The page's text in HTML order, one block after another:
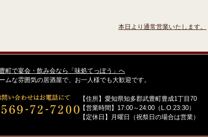
本日より通常営業いたします。
町で宴会・飲み会なら「味処てっぽう」へ
ムな雰囲気の居酒屋で、お一人様でも大歓迎です。
【住所】愛知県知多郡武豊町豊成1丁目70
【営業時間】17:00～24:00（L.O.23:30）
【定休日】月曜日（祝祭日の場合は営業）